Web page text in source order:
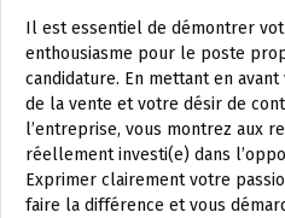
Il est essentiel de démontrer
enthousiasme pour le poste
candidature. En mettant en
de la vente et votre désir de
l’entreprise, vous montrez aux
réellement investi(e) dans
Exprimer clairement votre
faire la différence et vous